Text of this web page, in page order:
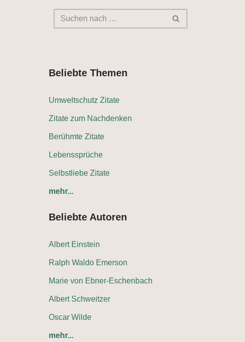
Beliebte Themen
Umweltschutz Zitate
Zitate zum Nachdenken
Berühmte Zitate
Lebenssprüche
Selbstliebe Zitate
mehr...
Beliebte Autoren
Albert Einstein
Ralph Waldo Emerson
Marie von Ebner-Eschenbach
Albert Schweitzer
Oscar Wilde
mehr...